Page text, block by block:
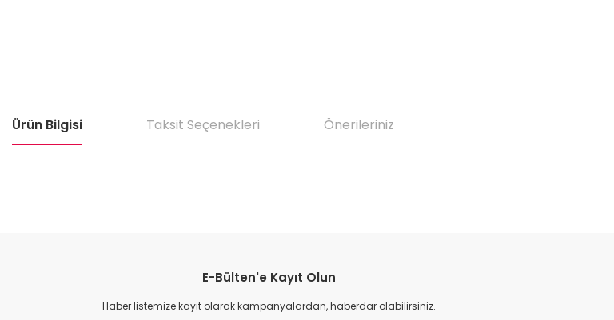
Ürün Bilgisi Taksit Seçenekleri Önerileriniz
Ürün resmi kalitesiz, bozuk veya görüntülenemiyor.
Ürün açıklamasında eksik bilgiler bulunuyor.
E-Bülten'e Kayıt Olun
Haber listemize kayıt olarak kampanyalardan, haberdar olabilirsiniz.